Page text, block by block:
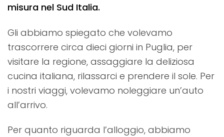
misura nel Sud Italia.
Gli abbiamo spiegato che volevamo
trascorrere circa dieci giorni in Puglia, per
visitare la regione, assaggiare la deliziosa
cucina italiana, rilassarci e prendere il sole. Per
i nostri viaggi, volevamo noleggiare un’auto
all’arrivo.
Per quanto riguarda l’alloggio, abbiamo